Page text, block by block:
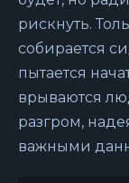
рискнуть.
собирается
пытается
врываются
разгром,
важными